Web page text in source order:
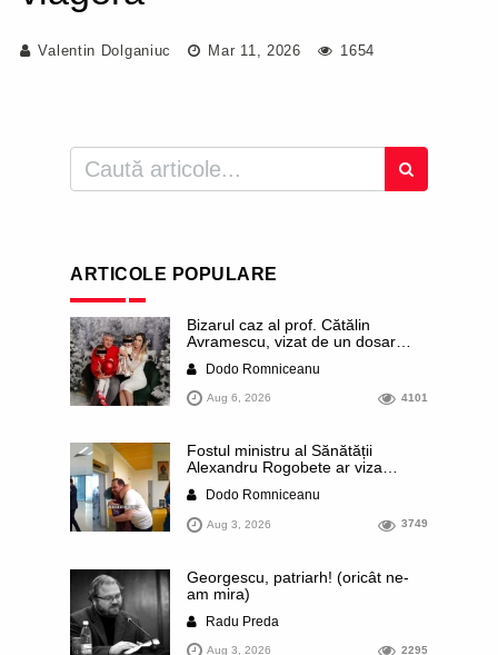
Valentin Dolganiuc Mar 11, 2026 1654
ARTICOLE POPULARE
Bizarul caz al prof. Cătălin
Avramescu, vizat de un dosar
infantilă”. Miroase a execuție
stalinistă. Cea mai imundă parte a
presei publică inclusiv documente
dezvăluite date ultra-personale
ale profesorului, inclusiv
diagnostice și tratamente
Dodo Romniceanu
Aug 6, 2026 4101
Fostul ministru al Sănătății
Alexandru Rogobete ar viza
funcția lui Dominic Fritz de primar
al orașului Timișoara. Pesedistul
publică imagini demne de Coreea
de Nord cu femei din Timișoara
Dodo Romniceanu
Aug 3, 2026 3749
Georgescu, patriarh! (oricât ne-
am mira)
Radu Preda
Aug 3, 2026 2295